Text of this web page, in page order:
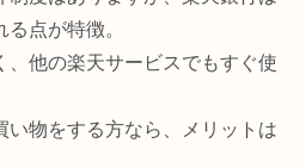
る点が特徴。
、他の楽天サービスでもすぐ使
い物をする方なら、メリットは